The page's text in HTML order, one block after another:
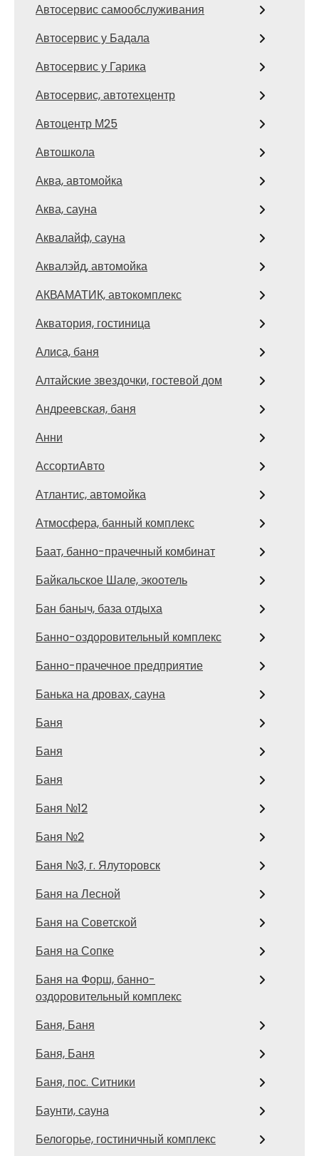
Автосервис самообслуживания
Автосервис у Бадала
Автосервис у Гарика
Автосервис, автотехцентр
Автоцентр М25
Автошкола
Аква, автомойка
Аква, сауна
Аквалайф, сауна
Аквалэйд, автомойка
АКВАМАТИК, автокомплекс
Акватория, гостиница
Алиса, баня
Алтайские звездочки, гостевой дом
Андреевская, баня
Анни
АссортиАвто
Атлантис, автомойка
Атмосфера, банный комплекс
Баат, банно-прачечный комбинат
Байкальское Шале, экоотель
Бан баныч, база отдыха
Банно-оздоровительный комплекс
Банно-прачечное предприятие
Банька на дровах, сауна
Баня
Баня
Баня
Баня №12
Баня №2
Баня №3, г. Ялуторовск
Баня на Лесной
Баня на Советской
Баня на Сопке
Баня на Форш, банно-
оздоровительный комплекс
Баня, Баня
Баня, Баня
Баня, пос. Ситники
Баунти, сауна
Белогорье, гостиничный комплекс